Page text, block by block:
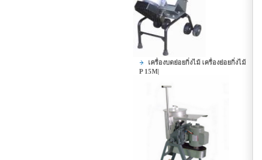
เครื่องบดย่อยกิ่งไม้ เครื่องย่อยกิ่งไม้
P 15M|